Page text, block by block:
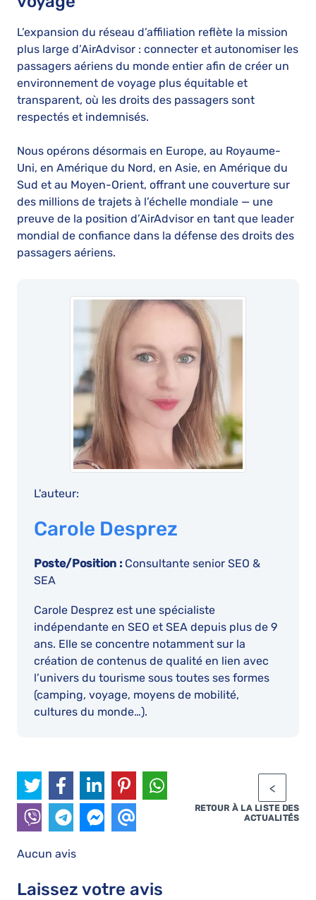
L’expansion du réseau d’affiliation reflète la mission
plus large d’AirAdvisor : connecter et autonomiser les
passagers aériens du monde entier afin de créer un
environnement de voyage plus équitable et
transparent, où les droits des passagers sont
respectés et indemnisés.
Nous opérons désormais en Europe, au Royaume-
Uni, en Amérique du Nord, en Asie, en Amérique du
Sud et au Moyen-Orient, offrant une couverture sur
des millions de trajets à l’échelle mondiale — une
preuve de la position d’AirAdvisor en tant que leader
mondial de confiance dans la défense des droits des
passagers aériens.
L'auteur:
Carole Desprez
Poste/Position : Consultante senior SEO &
SEA
Carole Desprez est une spécialiste
indépendante en SEO et SEA depuis plus de 9
ans. Elle se concentre notamment sur la
création de contenus de qualité en lien avec
l’univers du tourisme sous toutes ses formes
(camping, voyage, moyens de mobilité,
cultures du monde…).
RETOUR À LA LISTE DES
ACTUALITÉS
Aucun avis
Laissez votre avis